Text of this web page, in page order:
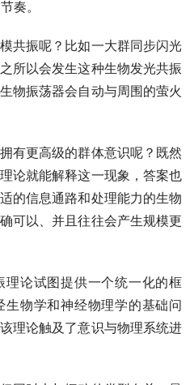
奏。
振呢？比如一大群同步闪光
所以会发生这种生物发光共振
物振荡器会自动与周围的萤火
更高级的群体意识呢？既然
论就能解释这一现象，答案也
的信息通路和处理能力的生物
可以、并且往往会产生规模更
论试图提供一个统一化的框
物学和神经物理学的基础问
理论触及了意识与物理系统进